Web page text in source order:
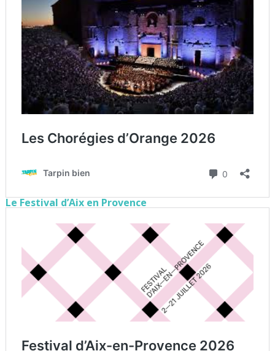
Le Festival d’Aix en Provence